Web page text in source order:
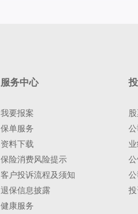
服务中心
我要报案
保单服务
资料下载
保险消费风险提示
客户投诉流程及须知
退保信息披露
健康服务